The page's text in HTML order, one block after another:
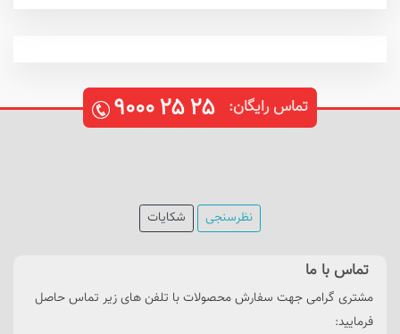
تماس رایگان: ۹۰۰۰۲۵۲۵
نظرسنجی شکایات
تماس با ما
مشتری گرامی جهت سفارش محصولات با تلفن های زیر تماس حاصل
فرمایید: